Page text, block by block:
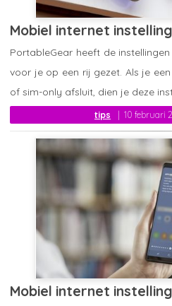
Mobiel internet
tips 10 februari
PortableGear heeft de
voor je op een rij gezet. Als je
of sim-only afsluit, dien je deze
Mobiel internet